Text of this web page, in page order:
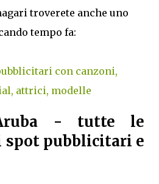
troverete anche uno
tempo fa:
con canzoni,
attrici, modelle
- tutte le
spot pubblicitari e